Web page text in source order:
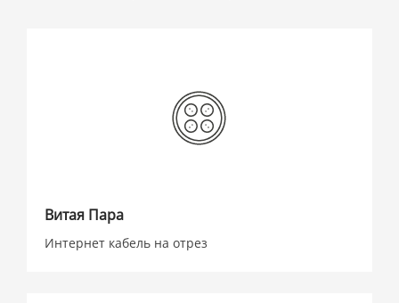
Витая Пара
Интернет кабель на отрез